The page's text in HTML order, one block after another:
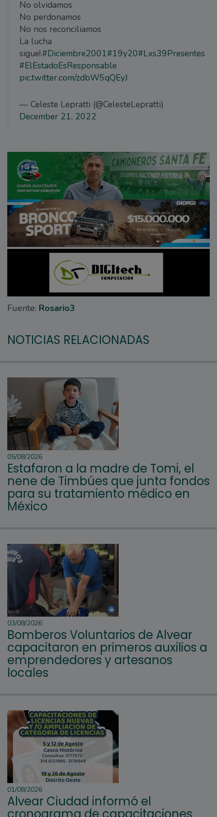
No olvidamos
No perdonamos
No nos reconciliamos
La lucha
sigue!.#Diciembre2001#19y20#Lxs39Presentes
#ElEstadoEsResponsable
pic.twitter.com/zdbW5qQEyJ
— Celeste Lepratti (@CelesteLepratti)
December 21, 2022
Fuente: Rosario3
NOTICIAS RELACIONADAS
05/08/2026
Estafaron a la madre de Tomi, el
nene de Timbúes que junta fondos
para su tratamiento médico en
México
03/08/2026
Bomberos Voluntarios de Alvear
capacitaron en primeros auxilios a
emprendedores y artesanos
locales
01/08/2026
Alvear Ciudad informó el